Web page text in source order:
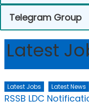
Telegram Group
Latest
Latest Jobs Latest News
RSSB LDC